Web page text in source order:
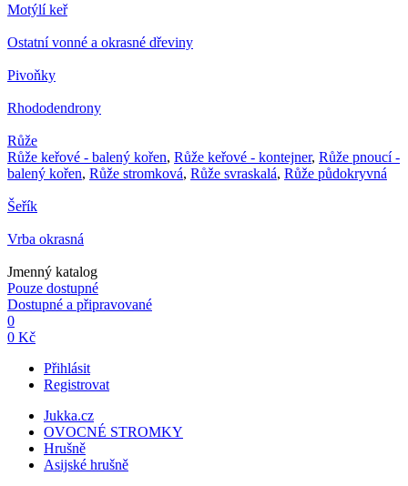
Motýlí keř
Ostatní vonné a okrasné dřeviny
Pivoňky
Rhododendrony
Růže
Růže keřové - balený kořen, Růže keřové - kontejner, Růže pnoucí -
balený kořen, Růže stromková, Růže svraskalá, Růže půdokryvná
Šeřík
Vrba okrasná
Jmenný katalog
Pouze dostupné
Dostupné a připravované
0
0 Kč
Přihlásit
Registrovat
Jukka.cz
OVOCNÉ STROMKY
Hrušně
Asijské hrušně